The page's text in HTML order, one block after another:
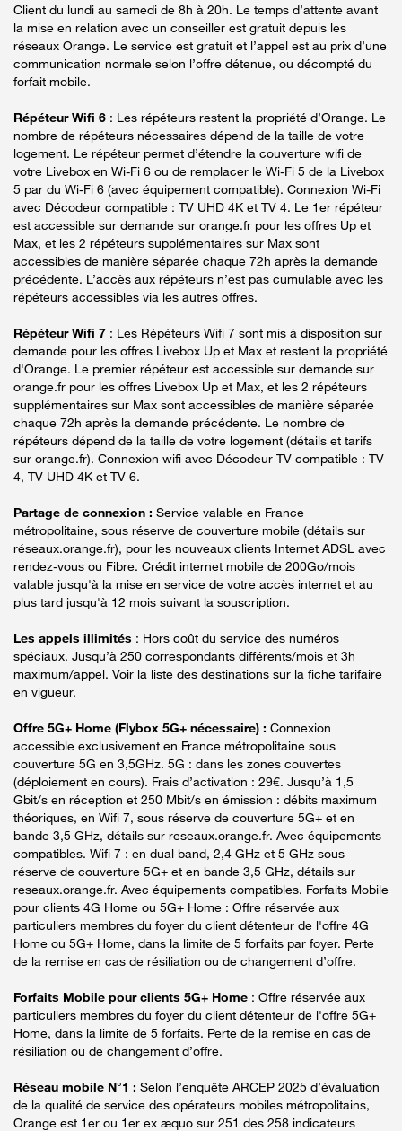
Client du lundi au samedi de 8h à 20h. Le temps d’attente avant
la mise en relation avec un conseiller est gratuit depuis les
réseaux Orange. Le service est gratuit et l’appel est au prix d’une
communication normale selon l’offre détenue, ou décompté du
forfait mobile.
Répéteur Wifi 6 : Les répéteurs restent la propriété d’Orange. Le
nombre de répéteurs nécessaires dépend de la taille de votre
logement. Le répéteur permet d’étendre la couverture wifi de
votre Livebox en Wi-Fi 6 ou de remplacer le Wi-Fi 5 de la Livebox
5 par du Wi-Fi 6 (avec équipement compatible). Connexion Wi-Fi
avec Décodeur compatible : TV UHD 4K et TV 4. Le 1er répéteur
est accessible sur demande sur orange.fr pour les offres Up et
Max, et les 2 répéteurs supplémentaires sur Max sont
accessibles de manière séparée chaque 72h après la demande
précédente. L’accès aux répéteurs n’est pas cumulable avec les
répéteurs accessibles via les autres offres.
Répéteur Wifi 7 : Les Répéteurs Wifi 7 sont mis à disposition sur
demande pour les offres Livebox Up et Max et restent la propriété
d'Orange. Le premier répéteur est accessible sur demande sur
orange.fr pour les offres Livebox Up et Max, et les 2 répéteurs
supplémentaires sur Max sont accessibles de manière séparée
chaque 72h après la demande précédente. Le nombre de
répéteurs dépend de la taille de votre logement (détails et tarifs
sur orange.fr). Connexion wifi avec Décodeur TV compatible : TV
4, TV UHD 4K et TV 6.
Partage de connexion : Service valable en France
métropolitaine, sous réserve de couverture mobile (détails sur
réseaux.orange.fr), pour les nouveaux clients Internet ADSL avec
rendez-vous ou Fibre. Crédit internet mobile de 200Go/mois
valable jusqu'à la mise en service de votre accès internet et au
plus tard jusqu'à 12 mois suivant la souscription.
Les appels illimités : Hors coût du service des numéros
spéciaux. Jusqu’à 250 correspondants différents/mois et 3h
maximum/appel. Voir la liste des destinations sur la fiche tarifaire
en vigueur.
Offre 5G+ Home (Flybox 5G+ nécessaire) : Connexion
accessible exclusivement en France métropolitaine sous
couverture 5G en 3,5GHz. 5G : dans les zones couvertes
(déploiement en cours). Frais d’activation : 29€. Jusqu’à 1,5
Gbit/s en réception et 250 Mbit/s en émission : débits maximum
théoriques, en Wifi 7, sous réserve de couverture 5G+ et en
bande 3,5 GHz, détails sur reseaux.orange.fr. Avec équipements
compatibles. Wifi 7 : en dual band, 2,4 GHz et 5 GHz sous
réserve de couverture 5G+ et en bande 3,5 GHz, détails sur
reseaux.orange.fr. Avec équipements compatibles. Forfaits Mobile
pour clients 4G Home ou 5G+ Home : Offre réservée aux
particuliers membres du foyer du client détenteur de l'offre 4G
Home ou 5G+ Home, dans la limite de 5 forfaits par foyer. Perte
de la remise en cas de résiliation ou de changement d’offre.
Forfaits Mobile pour clients 5G+ Home : Offre réservée aux
particuliers membres du foyer du client détenteur de l'offre 5G+
Home, dans la limite de 5 forfaits. Perte de la remise en cas de
résiliation ou de changement d’offre.
Réseau mobile N°1 : Selon l’enquête ARCEP 2025 d’évaluation
de la qualité de service des opérateurs mobiles métropolitains,
Orange est 1er ou 1er ex æquo sur 251 des 258 indicateurs